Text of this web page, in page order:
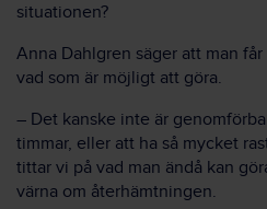
situationen?
Anna Dahlgren säger att man
vad som är möjligt att göra.
– Det kanske inte är
timmar, eller att ha så mycket
tittar vi på vad man ändå kan
värna om återhämtningen.